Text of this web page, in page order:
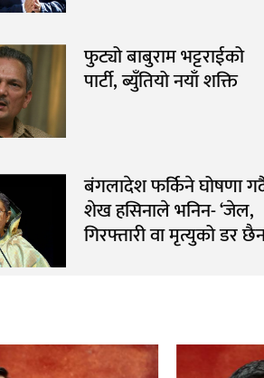
फुट्यो बाबुराम भट्टराईको
पार्टी, ब्युँतियो नयाँ शक्ति
बंगलादेश फर्किने घोषणा
शेख हसिनाले भनिन- ‘जेल,
गिरफ्तारी वा मृत्युको डर